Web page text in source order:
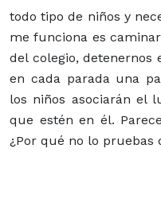
todo tipo de niños y
me funciona es
del colegio, detenernos
en cada parada una
los niños asociarán el
que estén en él.
¿Por qué no lo pruebas